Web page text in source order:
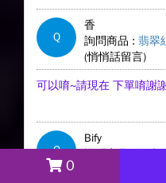
Q
香
詢問商品 : 翡翠
(悄悄話留言)
可以唷~請現在 下單唷謝
Q
Bify
0